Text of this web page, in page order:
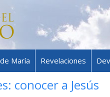
María Revelaciones
conocer a Jesús